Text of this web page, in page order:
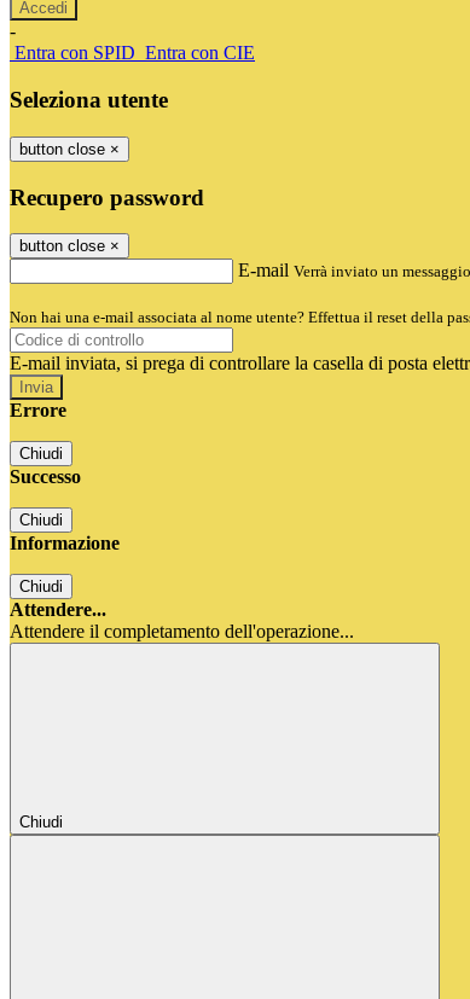
-
Entra con SPID Entra con CIE
Seleziona utente
button close ×
Recupero password
button close ×
E-mail Verrà inviato un
Non hai una e-mail associata al nome utente? Effettua il reset della
E-mail inviata, si prega di controllare la casella di posta
Errore
Chiudi
Successo
Chiudi
Informazione
Chiudi
Attendere...
Attendere il completamento dell'operazione...
Chiudi